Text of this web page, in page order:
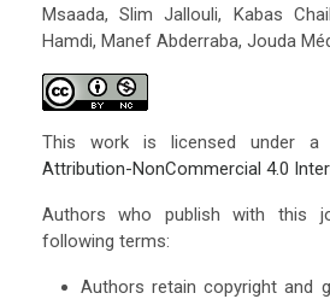
Msaada, Slim Jallouli, Kabas
Hamdi, Manef Abderraba, Jouda
This work is licensed under
Attribution-NonCommercial 4.0
Authors who publish with this
following terms:
Authors retain copyright and